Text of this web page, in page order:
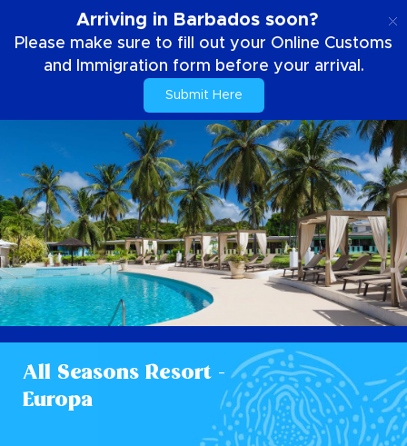
Arriving in Barbados soon?
Please make sure to fill out your Online Customs
and Immigration form before your arrival.
Submit Here
All Seasons Resort -
Europa